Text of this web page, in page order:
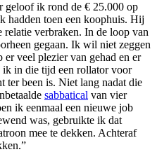
geloof ik rond de € 25.000 op
hadden toen een koophuis. Hij
verbraken. In de loop van
gegaan. Ik wil niet zeggen
veel plezier van gehad en er
ik in die tijd een rollator voor
ter been is. Niet lang nadat die
sabbatical van vier
ik eenmaal een nieuwe job
was, gebruikte ik dat
mee te dekken. Achteraf